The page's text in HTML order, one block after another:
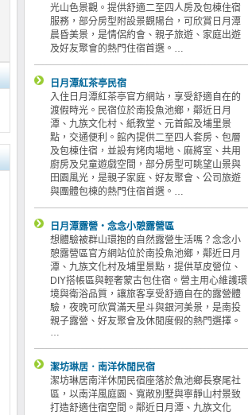
光山色景觀。提供舒適二至四人房及包棟住宿
服務，部分房型附設景觀陽台，可欣賞日月潭
晨昏美景，是情侶約會、親子旅遊、家庭出遊
及好友聚會的熱門住宿首選。…
日月潭紅茶亭民宿
入住日月潭紅茶亭官方網站，享受舒適自在的
渡假時光。民宿位於南投魚池鄉，鄰近日月
潭、九族文化村、紙教堂、元首館及埔里景
點，交通便利。館內提供二至四人套房、包層
及包棟住宿，並設有烤肉場地、麻將室、共用
廚房及兒童遊戲空間，部分房型可眺望山景與
田園風光，是親子家庭、好友聚會、公司旅遊
與團體包棟的熱門住宿首選。…
日月潭露營‧念念小憩露營區
想體驗被群山環抱的自然露營生活嗎？念念小
憩露營區官方網站位於南投魚池鄉，鄰近日月
潭、九族文化村及埔里景點，提供草皮營位、
DIY搭帳區與輕奢蒙古包住宿。營主用心維護環
境與衛浴品質，讓旅客享受舒適自在的露營體
驗，夜晚可欣賞滿天星斗與銀河美景，是南投
親子露營、好友聚會及休閒度假的熱門選擇。
…
潔坊琳居．南洋休閒民宿
潔坊琳居南洋休閒民宿座落於魚池鄉長寮尾社
區，以南洋風庭園、寬敞別墅與寧靜山村景致
打造舒適住宿空間。鄰近日月潭、九族文化